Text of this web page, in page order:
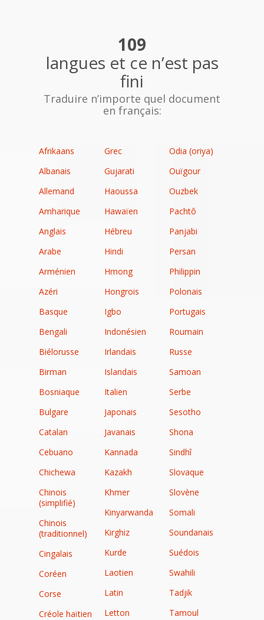
109
langues et ce n’est pas
fini
Traduire n’importe quel document
en français:
Afrikaans
Albanais
Allemand
Amharique
Anglais
Arabe
Arménien
Azéri
Basque
Bengali
Biélorusse
Birman
Bosniaque
Bulgare
Catalan
Cebuano
Chichewa
Chinois
(simplifié)
Chinois
(traditionnel)
Cingalais
Coréen
Corse
Créole haïtien
Grec
Gujarati
Haoussa
Hawaïen
Hébreu
Hindi
Hmong
Hongrois
Igbo
Indonésien
Irlandais
Islandais
Italien
Japonais
Javanais
Kannada
Kazakh
Khmer
Kinyarwanda
Kirghiz
Kurde
Laotien
Latin
Letton
Odia (oriya)
Ouïgour
Ouzbek
Pachtô
Panjabi
Persan
Philippin
Polonais
Portugais
Roumain
Russe
Samoan
Serbe
Sesotho
Shona
Sindhî
Slovaque
Slovène
Somali
Soundanais
Suédois
Swahili
Tadjik
Tamoul